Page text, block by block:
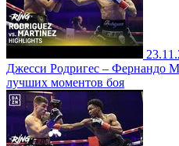
Джесси Родригес – Фернандо
лучших моментов боя